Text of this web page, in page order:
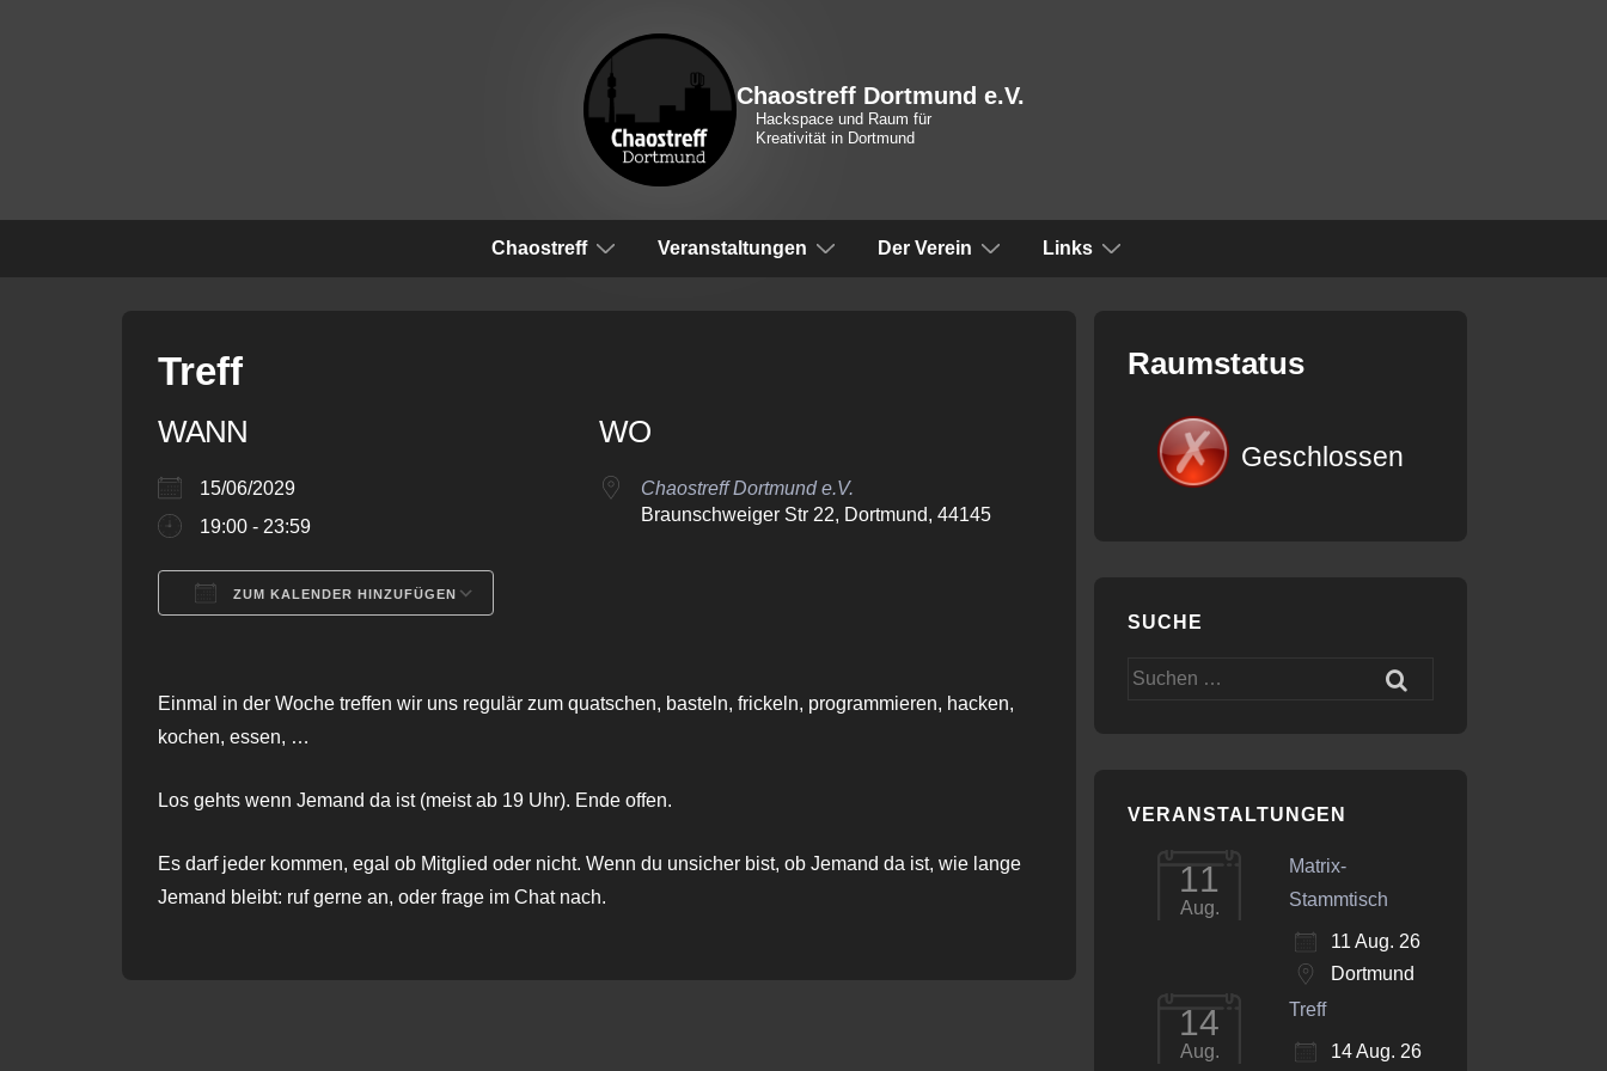
Chaostreff Dortmund e.V.
Hackspace und Raum für
Kreativität in Dortmund
Hauptnavigation
Chaostreff Veranstaltungen Der Verein Links
Treff
WANN
15/06/2029
19:00 - 23:59
ZUM KALENDER HINZUFÜGEN
WO
Chaostreff Dortmund e.V.
Braunschweiger Str 22, Dortmund, 44145
Einmal in der Woche treffen wir uns regulär zum quatschen, basteln, frickeln, programmieren, hacken,
kochen, essen, …
Los gehts wenn Jemand da ist (meist ab 19 Uhr). Ende offen.
Es darf jeder kommen, egal ob Mitglied oder nicht. Wenn du unsicher bist, ob Jemand da ist, wie lange
Jemand bleibt: ruf gerne an, oder frage im Chat nach.
Raumstatus
Geschlossen
SUCHE
Suchen
VERANSTALTUNGEN
11
Aug.
Matrix-
Stammtisch
11 Aug. 26
Dortmund
14
Aug.
Treff
14 Aug. 26